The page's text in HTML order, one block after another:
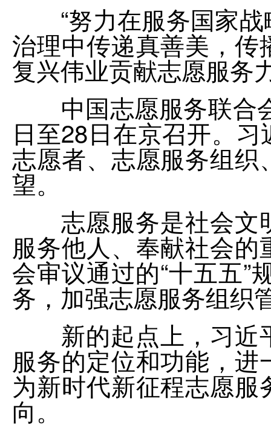
“努力在服务国家战
治理中传递真善美，
复兴伟业贡献志愿服务
中国志愿服务联合
日至28日在京召开。
志愿者、志愿服务组
望。
志愿服务是社会文
服务他人、奉献社会
会审议通过的“十五五”
务，加强志愿服务组织
新的起点上，习近
服务的定位和功能，
为新时代新征程志愿
向。